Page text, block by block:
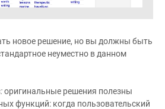
новое решение, но вы должны быть
неуместно в данном
оригинальные решения полезны
функций: когда пользовательский